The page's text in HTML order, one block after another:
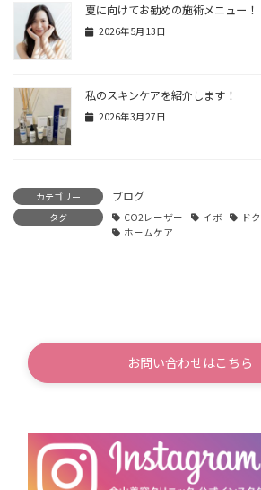
夏に向けてお勧めの施術メニュー！
2026年5月13日
私のスキンケアを紹介します！
2026年3月27日
カテゴリー ブログ
タグ CO2レーザー イボ
ド
ホームケア
お問い合わせはこちら